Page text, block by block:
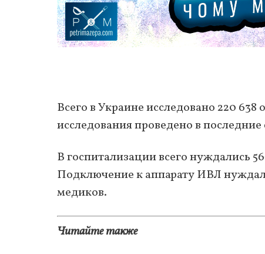
Всего в Украине исследовано 220
исследования проведено в последние
В госпитализации всего нуждались
Подключение к аппарату ИВЛ
медиков.
Читайте также